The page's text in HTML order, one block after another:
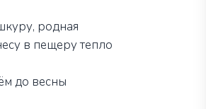
родная
в пещеру тепло
до весны